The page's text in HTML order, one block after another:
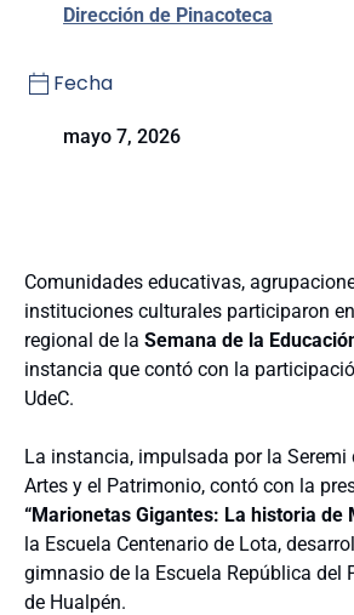
Dirección de Pinacoteca
Fecha
mayo 7, 2026
Comunidades educativas,
instituciones culturales participaron
regional de la Semana de la
instancia que contó con la
UdeC.
La instancia, impulsada por la Seremi
Artes y el Patrimonio, contó con la
“Marionetas Gigantes: La historia de
la Escuela Centenario de Lota,
gimnasio de la Escuela República del
de Hualpén.